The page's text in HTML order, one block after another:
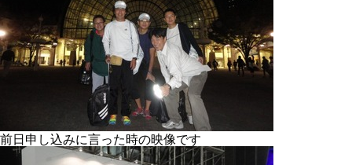
前日申し込みに言った時の映像です